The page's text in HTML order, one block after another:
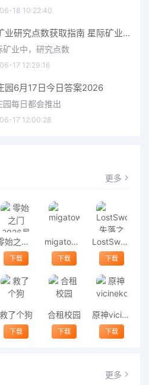
18 10:22:40
星际矿业研究点数获取指南 星际矿业研究点数获取方法
矿业中，研究点数
17 12:29:16
园6月17日今日答案2026
园每日都会推出
17 12:00:28
更多
零始之门2026最新版
下载
migatowemyworld1.68
下载
LostSword失落之剑
下载
救了个狗
下载
合租校园
下载
原神vicineko
下载
更多